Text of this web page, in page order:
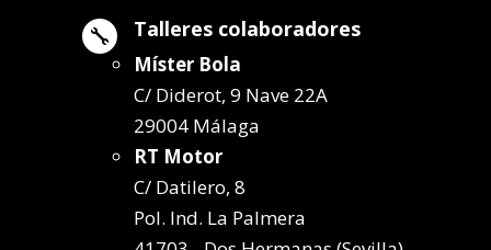
 Talleres colaboradores
Míster Bola
C/ Diderot, 9 Nave 22A
29004 Málaga
RT Motor
C/ Datilero, 8
Pol. Ind. La Palmera